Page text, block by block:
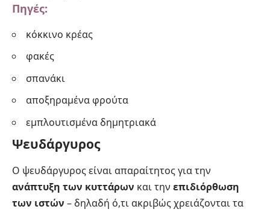
Πηγές:
κόκκινο κρέας
φακές
σπανάκι
αποξηραμένα φρούτα
εμπλουτισμένα δημητριακά
Ψευδάργυρος
Ο ψευδάργυρος είναι απαραίτητος για την
ανάπτυξη των κυττάρων και την επιδιόρθωση
των ιστών – δηλαδή ό,τι ακριβώς χρειάζονται τα